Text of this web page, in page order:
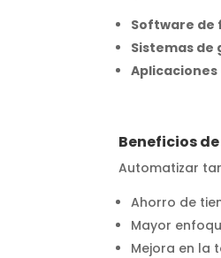
Software
Sistemas de
Beneficios
Automatizar
Ahorro de
Mayor
Mejora en la